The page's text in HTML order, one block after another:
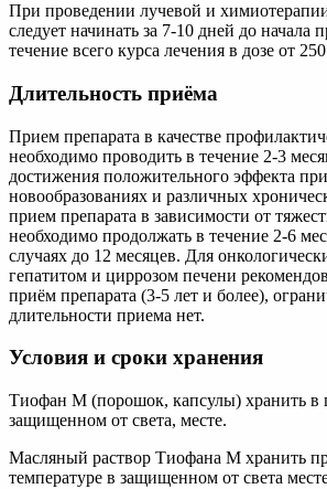
При проведении лучевой и
следует начинать за 7-10 дней до начала
течение всего курса лечения в дозе от
Длительность приёма
Прием препарата в качестве
необходимо проводить в течение 2-3
достижения положительного эффекта
новообразованиях и различных
прием препарата в зависимости от
необходимо продолжать в течение 2-6
случаях до 12 месяцев. Для
гепатитом и циррозом печени
приём препарата (3-5 лет и более),
длительности приема нет.
Условия и сроки хранения
Тиофан М (порошок, капсулы) хранить в
защищенном от света, месте.
Масляный раствор Тиофана М хранить
температуре в защищенном от света